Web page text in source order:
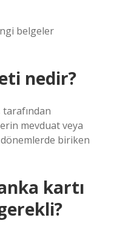
belgeler
nedir?
mevduat veya
dönemlerde biriken
kartı